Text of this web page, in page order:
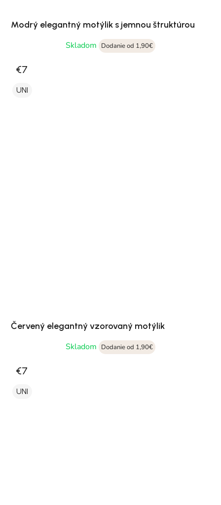
Modrý elegantný motýlik s jemnou štruktúrou
Skladom
Dodanie od 1,90€
€7
UNI
Červený elegantný vzorovaný motýlik
Skladom
Dodanie od 1,90€
€7
UNI